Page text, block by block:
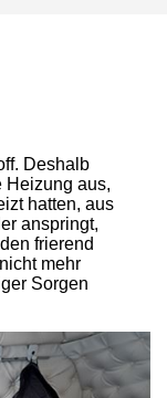
Deshalb
Heizung aus,
hatten, aus
anspringt,
frierend
mehr
Sorgen